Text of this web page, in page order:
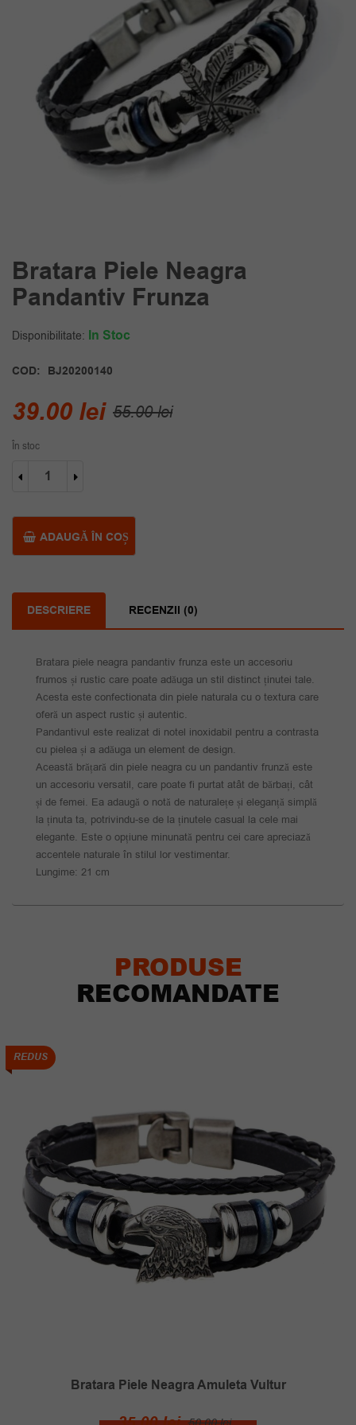
Bratara Piele Neagra
Pandantiv Frunza
Disponibilitate: In Stoc
COD: BJ20200140
55.00leiPrețul
39.00 lei
Prețul
În stoc
Cantitate
Bratara
frunza
ADAUGĂ ÎN COȘ
DESCRIERE RECENZII (0)
Bratara piele neagra pandantiv frunza este un accesoriu
frumos și rustic care poate adăuga un stil distinct ținutei tale.
Acesta este confectionata din piele naturala cu o textura care
oferă un aspect rustic și autentic.
Pandantivul este realizat di notel inoxidabil pentru a contrasta
cu pielea și a adăuga un element de design.
Această brățară din piele neagra cu un pandantiv frunză este
un accesoriu versatil, care poate fi purtat atât de bărbați, cât
și de femei. Ea adaugă o notă de naturalețe și eleganță simplă
la ținuta ta, potrivindu-se de la ținutele casual la cele mai
elegante. Este o opțiune minunată pentru cei care apreciază
accentele naturale în stilul lor vestimentar.
Lungime: 21 cm
PRODUSE
RECOMANDATE
REDUS
Bratara Piele Neagra Amuleta Vultur